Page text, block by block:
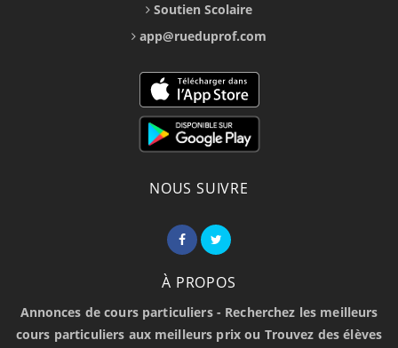
Soutien Scolaire
app@rueduprof.com
NOUS SUIVRE
À PROPOS
Annonces de cours particuliers - Recherchez les meilleurs
cours particuliers aux meilleurs prix ou Trouvez des élèves